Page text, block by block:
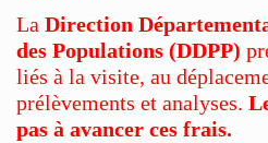
La Direction
des Populations (DDPP)
liés à la visite, au
prélèvements et analyses.
pas à avancer ces frais.